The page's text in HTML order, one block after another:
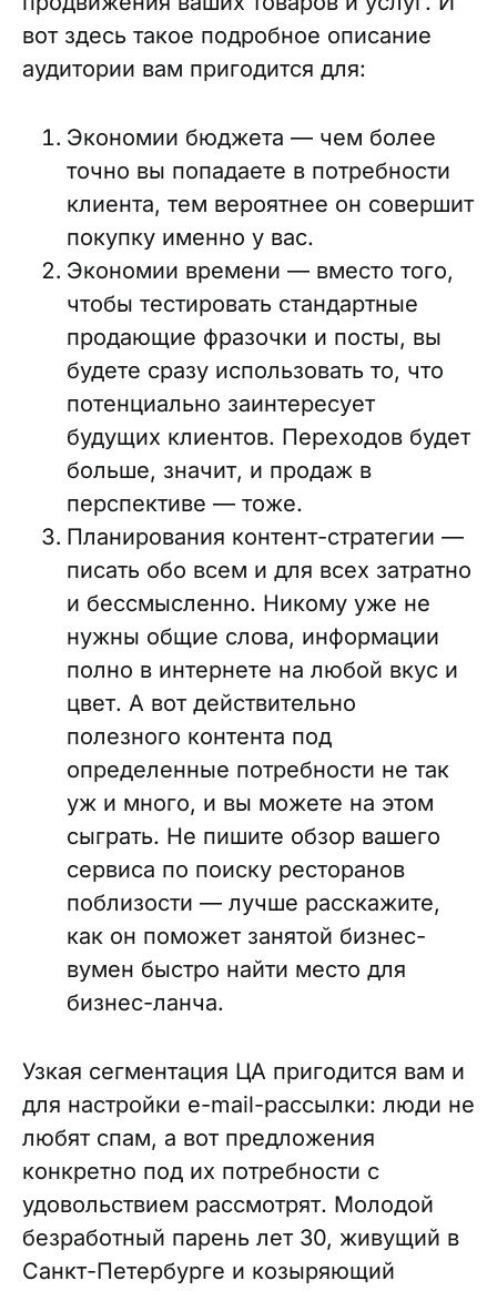
вот здесь такое подробное описание
аудитории вам пригодится для:
Экономии бюджета — чем более
точно вы попадаете в потребности
клиента, тем вероятнее он совершит
покупку именно у вас.
Экономии времени — вместо того,
чтобы тестировать стандартные
продающие фразочки и посты, вы
будете сразу использовать то, что
потенциально заинтересует
будущих клиентов. Переходов будет
больше, значит, и продаж в
перспективе — тоже.
Планирования контент-стратегии —
писать обо всем и для всех затратно
и бессмысленно. Никому уже не
нужны общие слова, информации
полно в интернете на любой вкус и
цвет. А вот действительно
полезного контента под
определенные потребности не так
уж и много, и вы можете на этом
сыграть. Не пишите обзор вашего
сервиса по поиску ресторанов
поблизости — лучше расскажите,
как он поможет занятой бизнес-
вумен быстро найти место для
бизнес-ланча.
Узкая сегментация ЦА пригодится вам и
для настройки e-mail-рассылки: люди не
любят спам, а вот предложения
конкретно под их потребности с
удовольствием рассмотрят. Молодой
безработный парень лет 30, живущий в
Санкт-Петербурге и козыряющий